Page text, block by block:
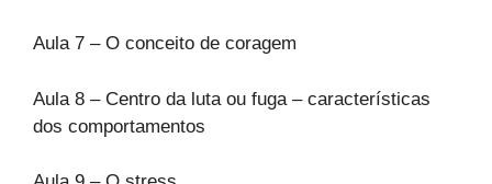
Aula 7 – O conceito de coragem
Aula 8 – Centro da luta ou fuga – características
dos comportamentos